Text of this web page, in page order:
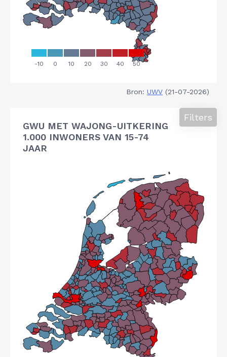
Bron: UWV (21-07-2026)
GWU MET WAJONG-UITKERING
1.000 INWONERS VAN 15-74
JAAR
Filters